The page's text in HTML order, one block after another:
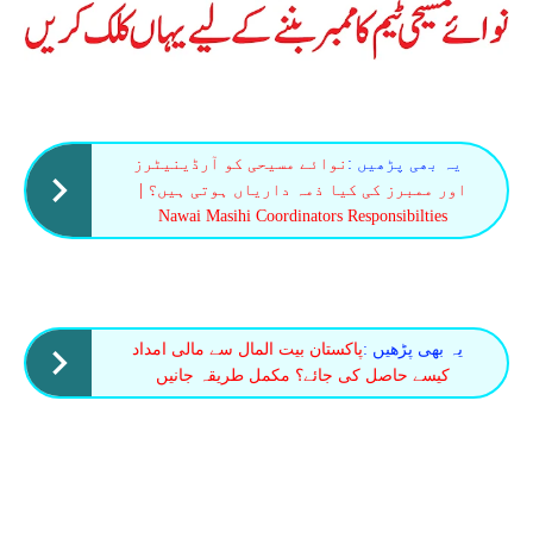
یہ بھی پڑھیں : نوائے مسیحی کو آرڈینیٹرز
اور ممبرز کی کیا ذمہ داریاں ہوتی ہیں؟ |
Nawai Masihi Coordinators Responsibilties
یہ بھی پڑھیں :پاکستان بیت المال سے مالی امداد
کیسے حاصل کی جائے؟ مکمل طریقہ جانیں